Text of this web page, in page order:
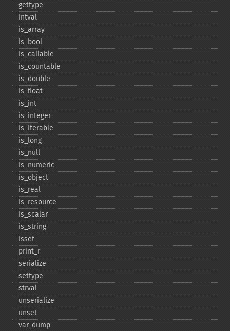
gettype
intval
is_​array
is_​bool
is_​callable
is_​countable
is_​double
is_​float
is_​int
is_​integer
is_​iterable
is_​long
is_​null
is_​numeric
is_​object
is_​real
is_​resource
is_​scalar
is_​string
isset
print_​r
serialize
settype
strval
unserialize
unset
var_​dump